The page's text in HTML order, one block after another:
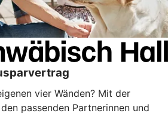
vier Wänden? Mit der
passenden Partnerinnen und